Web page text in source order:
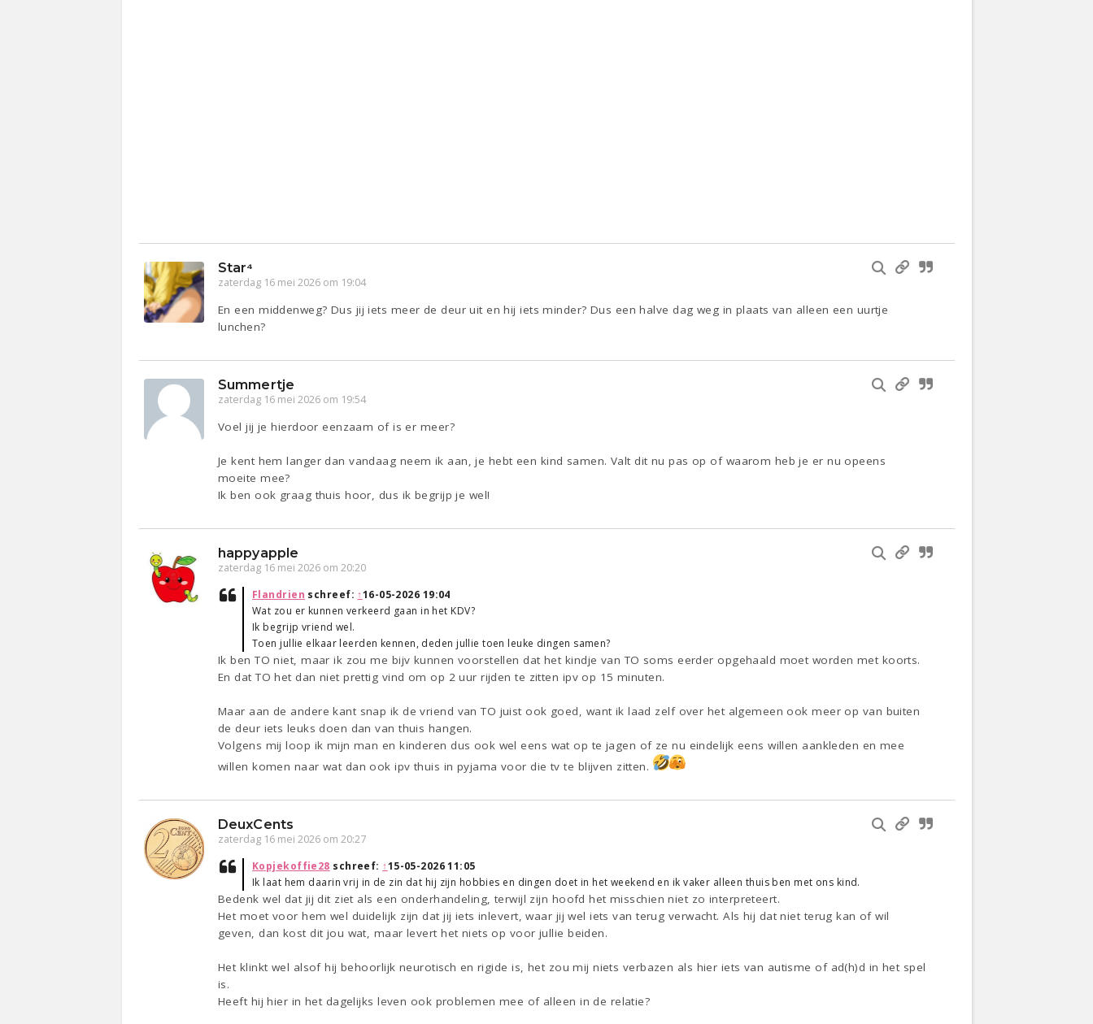
Star⁴
zaterdag 16 mei 2026 om 19:04
En een middenweg? Dus jij iets meer de deur uit en hij iets minder? Dus een halve dag weg in plaats van alleen een uurtje
lunchen?
Summertje
zaterdag 16 mei 2026 om 19:54
Voel jij je hierdoor eenzaam of is er meer?
Je kent hem langer dan vandaag neem ik aan, je hebt een kind samen. Valt dit nu pas op of waarom heb je er nu opeens
moeite mee?
Ik ben ook graag thuis hoor, dus ik begrijp je wel!
happyapple
zaterdag 16 mei 2026 om 20:20
Flandrien schreef: ↑16-05-2026 19:04
Wat zou er kunnen verkeerd gaan in het KDV?
Ik begrijp vriend wel.
Toen jullie elkaar leerden kennen, deden jullie toen leuke dingen samen?
Ik ben TO niet, maar ik zou me bijv kunnen voorstellen dat het kindje van TO soms eerder opgehaald moet worden met koorts.
En dat TO het dan niet prettig vind om op 2 uur rijden te zitten ipv op 15 minuten.
Maar aan de andere kant snap ik de vriend van TO juist ook goed, want ik laad zelf over het algemeen ook meer op van buiten
de deur iets leuks doen dan van thuis hangen.
Volgens mij loop ik mijn man en kinderen dus ook wel eens wat op te jagen of ze nu eindelijk eens willen aankleden en mee
willen komen naar wat dan ook ipv thuis in pyjama voor die tv te blijven zitten.
DeuxCents
zaterdag 16 mei 2026 om 20:27
Kopjekoffie28 schreef: ↑15-05-2026 11:05
Ik laat hem daarin vrij in de zin dat hij zijn hobbies en dingen doet in het weekend en ik vaker alleen thuis ben met ons kind.
Bedenk wel dat jij dit ziet als een onderhandeling, terwijl zijn hoofd het misschien niet zo interpreteert.
Het moet voor hem wel duidelijk zijn dat jij iets inlevert, waar jij wel iets van terug verwacht. Als hij dat niet terug kan of wil
geven, dan kost dit jou wat, maar levert het niets op voor jullie beiden.
Het klinkt wel alsof hij behoorlijk neurotisch en rigide is, het zou mij niets verbazen als hier iets van autisme of ad(h)d in het spel
is.
Heeft hij hier in het dagelijks leven ook problemen mee of alleen in de relatie?